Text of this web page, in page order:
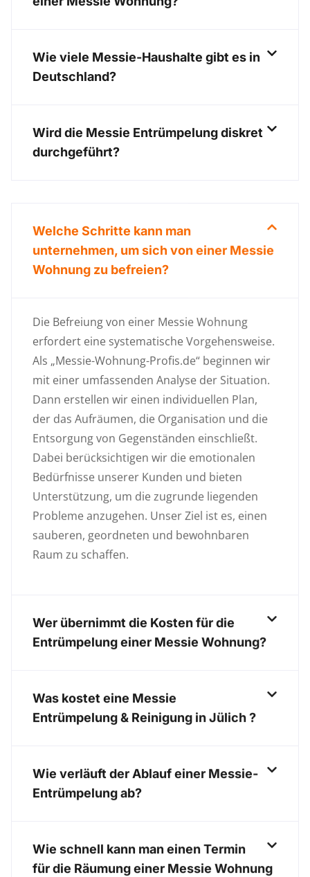
Wie viele Messie-Haushalte gibt es in
Deutschland?
Wird die Messie Entrümpelung diskret
durchgeführt?
Welche Schritte kann man
unternehmen, um sich von einer Messie
Wohnung zu befreien?
Die Befreiung von einer Messie Wohnung
erfordert eine systematische Vorgehensweise.
Als „Messie-Wohnung-Profis.de“ beginnen wir
mit einer umfassenden Analyse der Situation.
Dann erstellen wir einen individuellen Plan,
der das Aufräumen, die Organisation und die
Entsorgung von Gegenständen einschließt.
Dabei berücksichtigen wir die emotionalen
Bedürfnisse unserer Kunden und bieten
Unterstützung, um die zugrunde liegenden
Probleme anzugehen. Unser Ziel ist es, einen
sauberen, geordneten und bewohnbaren
Raum zu schaffen.
Wer übernimmt die Kosten für die
Entrümpelung einer Messie Wohnung?
Was kostet eine Messie
Entrümpelung & Reinigung in Jülich ?
Wie verläuft der Ablauf einer Messie-
Entrümpelung ab?
Wie schnell kann man einen Termin
für die Räumung einer Messie Wohnung